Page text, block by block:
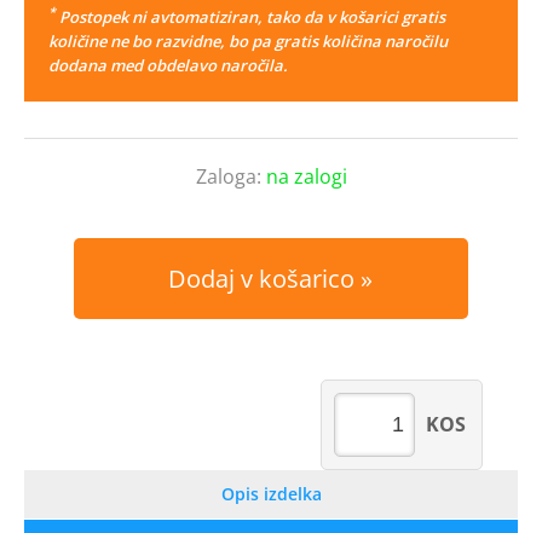
*Postopek ni avtomatiziran, tako da v košarici gratis
količine ne bo razvidne, bo pa gratis količina naročilu
dodana med obdelavo naročila.
Zaloga: na zalogi
Dodaj v košarico
KOS
Opis izdelka